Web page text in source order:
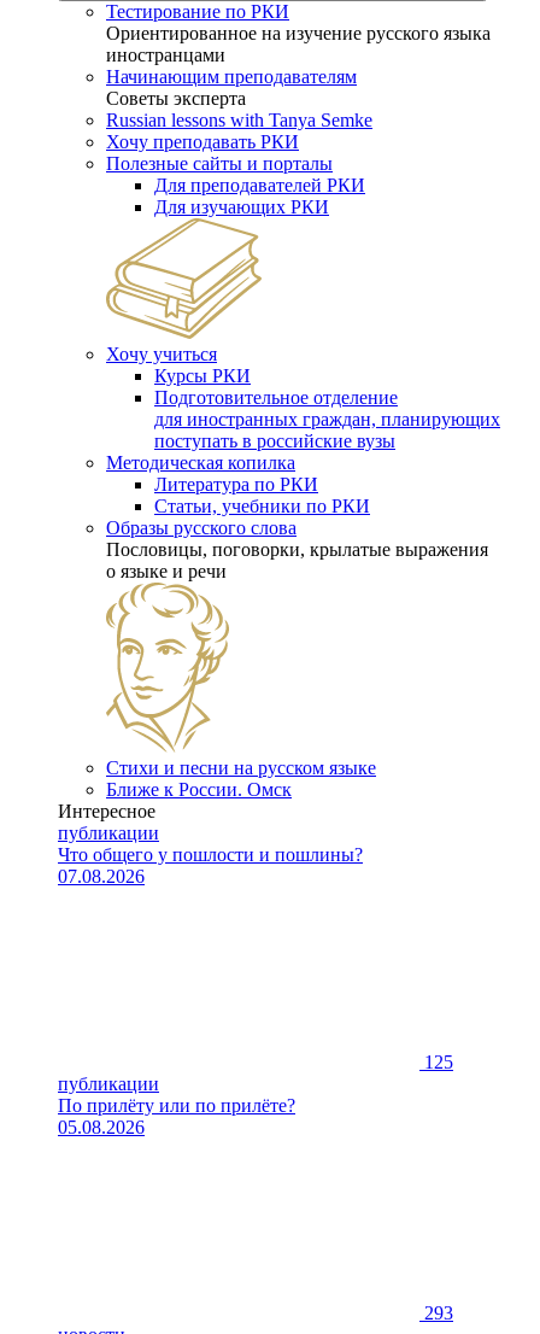
Тестирование по РКИ
Ориентированное на изучение русского языка
иностранцами
Начинающим преподавателям
Советы эксперта
Russian lessons with Tanya Semke
Хочу преподавать РКИ
Полезные сайты и порталы
Для преподавателей РКИ
Для изучающих РКИ
Хочу учиться
Курсы РКИ
Подготовительное отделение
для иностранных граждан, планирующих
поступать в российские вузы
Методическая копилка
Литература по РКИ
Статьи, учебники по РКИ
Образы русского слова
Пословицы, поговорки, крылатые выражения
о языке и речи
Стихи и песни на русском языке
Ближе к России. Омск
Интересное
публикации
Что общего у пошлости и пошлины?
07.08.2026
125
публикации
По прилёту или по прилёте?
05.08.2026
293